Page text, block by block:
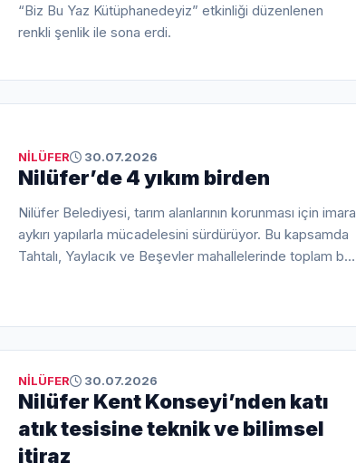
“Biz Bu Yaz Kütüphanedeyiz” etkinliği düzenlenen
renkli şenlik ile sona erdi.
NİLÜFER 30.07.2026
Nilüfer’de 4 yıkım birden
Nilüfer Belediyesi, tarım alanlarının korunması için imara
aykırı yapılarla mücadelesini sürdürüyor. Bu kapsamda
Tahtalı, Yaylacık ve Beşevler mahallelerinde toplam bin
NİLÜFER 30.07.2026
Nilüfer Kent Konseyi’nden katı
atık tesisine teknik ve bilimsel
itiraz